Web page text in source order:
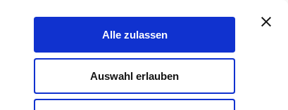
Alle zulassen
Auswahl erlauben